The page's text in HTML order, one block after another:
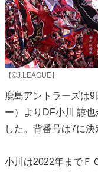
【©J.LEAGUE】
鹿島アントラーズは
ー）よりDF小川 諒
した。背番号は7に決
小川は2022年までＦ